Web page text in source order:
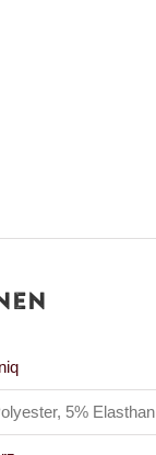
5% Elasthan